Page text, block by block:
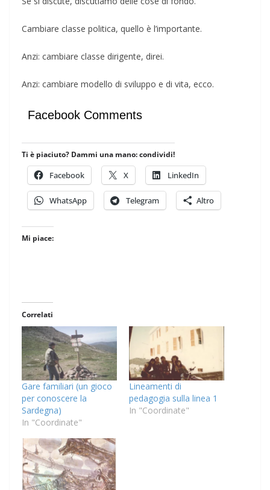
Cambiare classe politica, quello è l’importante.
Anzi: cambiare classe dirigente, direi.
Anzi: cambiare modello di sviluppo e di vita, ecco.
Facebook Comments
Ti è piaciuto? Dammi una mano: condividi!
Facebook X LinkedIn
WhatsApp Telegram Altro
Mi piace:
Correlati
Gare familiari (un gioco
per conoscere la
Sardegna)
In "Coordinate"
Lineamenti di
pedagogia sulla linea 1
In "Coordinate"